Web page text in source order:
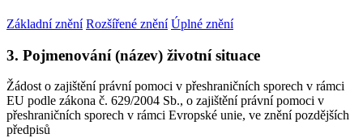
Základní znění Rozšířené znění Úplné znění
3. Pojmenování (název) životní situace
Žádost o zajištění právní pomoci v přeshraničních sporech v rámci
EU podle zákona č. 629/2004 Sb., o zajištění právní pomoci v
přeshraničních sporech v rámci Evropské unie, ve znění pozdějších
předpisů